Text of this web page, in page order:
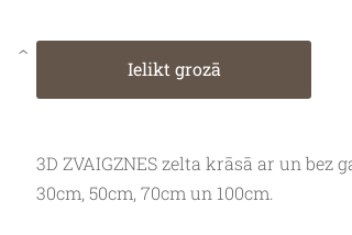
›
Ielikt grozā
3D ZVAIGZNES zelta krāsā ar un bez
30cm, 50cm, 70cm un 100cm.